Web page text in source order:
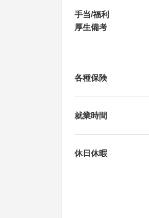
手当/福利
厚生備考
各種保険
就業時間
休日休暇